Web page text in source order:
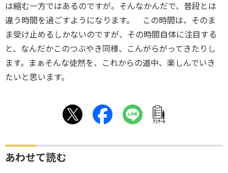
は縮む一方ではあるのですが。そんなかんだで、普段とは
違う時間を過ごすようになります。 この時間は、そのま
ま受け止めるしかないのですが、その時間自体に注目する
と、なんだかこのつぶやき同様、こんがらがってきたりし
ます。まぁそんな徒然を、これからの道中、楽しんでいき
たいと思います。
ｱﾝｹｰﾄ
あわせて読む